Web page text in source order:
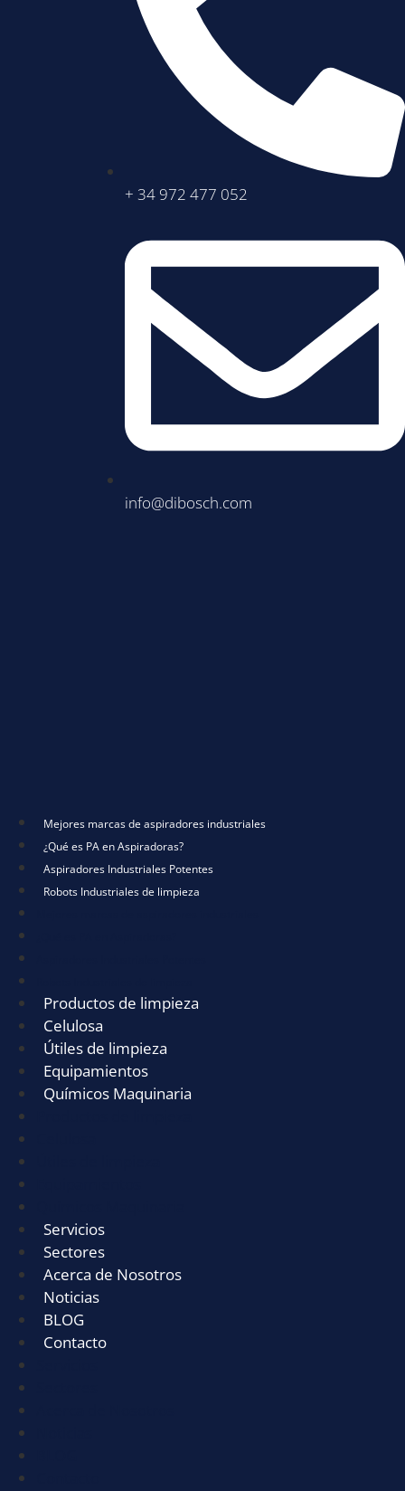
+ 34 972 477 052
info@dibosch.com
Mejores marcas de aspiradores industriales
¿Qué es PA en Aspiradoras?
Aspiradores Industriales Potentes
Robots Industriales de limpieza
Productos de limpieza
Celulosa
Útiles de limpieza
Equipamientos
Químicos Maquinaria
Servicios
Sectores
Acerca de Nosotros
Noticias
BLOG
Contacto